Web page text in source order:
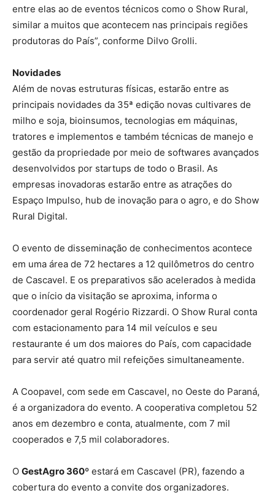
entre elas ao de eventos técnicos como o Show Rural,
similar a muitos que acontecem nas principais regiões
produtoras do País”, conforme Dilvo Grolli.
Novidades
Além de novas estruturas físicas, estarão entre as
principais novidades da 35ª edição novas cultivares de
milho e soja, bioinsumos, tecnologias em máquinas,
tratores e implementos e também técnicas de manejo e
gestão da propriedade por meio de softwares avançados
desenvolvidos por startups de todo o Brasil. As
empresas inovadoras estarão entre as atrações do
Espaço Impulso, hub de inovação para o agro, e do Show
Rural Digital.
O evento de disseminação de conhecimentos acontece
em uma área de 72 hectares a 12 quilômetros do centro
de Cascavel. E os preparativos são acelerados à medida
que o início da visitação se aproxima, informa o
coordenador geral Rogério Rizzardi. O Show Rural conta
com estacionamento para 14 mil veículos e seu
restaurante é um dos maiores do País, com capacidade
para servir até quatro mil refeições simultaneamente.
A Coopavel, com sede em Cascavel, no Oeste do Paraná,
é a organizadora do evento. A cooperativa completou 52
anos em dezembro e conta, atualmente, com 7 mil
cooperados e 7,5 mil colaboradores.
O GestAgro 360º estará em Cascavel (PR), fazendo a
cobertura do evento a convite dos organizadores.